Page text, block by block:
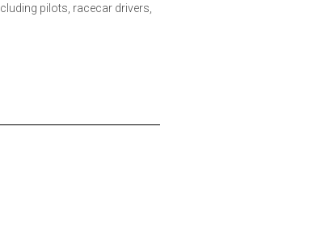
pilots, racecar drivers,